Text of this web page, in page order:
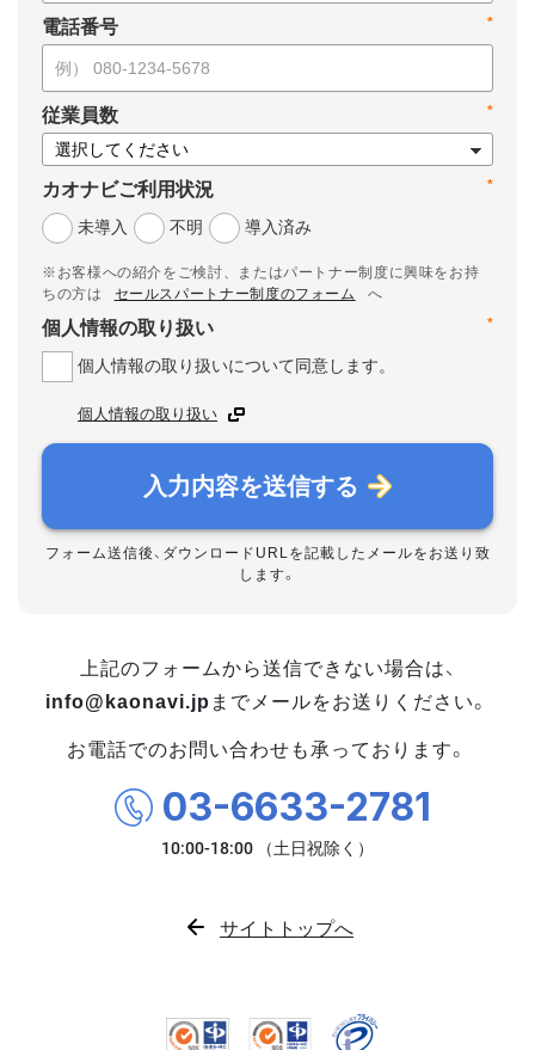
*
電話番号
*
従業員数
*
カオナビご利用状況
未導入
不明 導入済み
※お客様への紹介をご検討、またはパートナー制度に興味をお持
ちの方は
セールスパートナー制度のフォーム
へ
*
個人情報の取り扱い
個人情報の取り扱いについて同意します。
個人情報の取り扱い
入力内容を送信する
フォーム送信後、ダウンロードURLを記載したメールをお送り致
します。
上記のフォームから送信できない場合は、
info@kaonavi.jp までメールをお送りください。
お電話でのお問い合わせも承っております。
03-6633-2781
サイトトップへ